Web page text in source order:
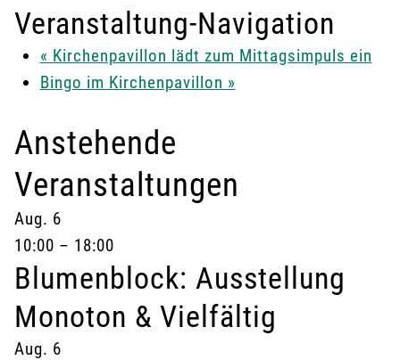
Veranstaltung-Navigation
« Kirchenpavillon lädt zum Mittagsimpuls ein
Bingo im Kirchenpavillon »
Anstehende
Veranstaltungen
Aug. 6
10:00 – 18:00
Blumenblock: Ausstellung
Monoton & Vielfältig
Aug. 6